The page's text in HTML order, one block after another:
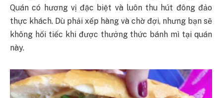
Quán có hương vị đặc biệt và luôn thu hút đông đảo
thực khách. Dù phải xếp hàng và chờ đợi, nhưng bạn sẽ
không hối tiếc khi được thưởng thức bánh mì tại quán
này.